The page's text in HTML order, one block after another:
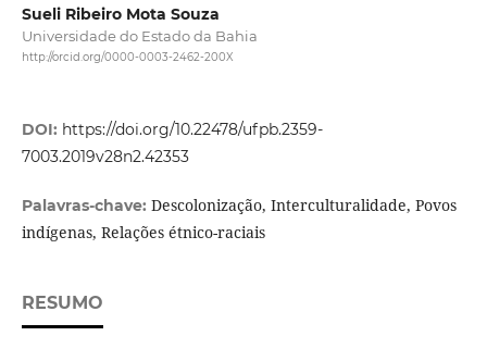
Sueli Ribeiro Mota Souza
Universidade do Estado da Bahia
http://orcid.org/0000-0003-2462-200X
DOI: https://doi.org/10.22478/ufpb.2359-
7003.2019v28n2.42353
Palavras-chave: Descolonização, Interculturalidade, Povos
indígenas, Relações étnico-raciais
RESUMO